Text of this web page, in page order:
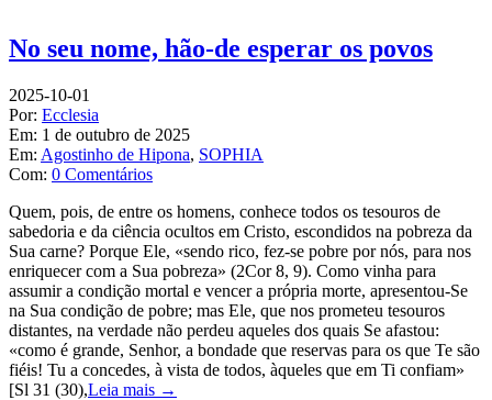
No seu nome, hão-de esperar os povos
2025-10-01
Por: Ecclesia
Em: 1 de outubro de 2025
Em: Agostinho de Hipona, SOPHIA
Com: 0 Comentários
Quem, pois, de entre os homens, conhece todos os tesouros de
sabedoria e da ciência ocultos em Cristo, escondidos na pobreza da
Sua carne? Porque Ele, «sendo rico, fez-se pobre por nós, para nos
enriquecer com a Sua pobreza» (2Cor 8, 9). Como vinha para
assumir a condição mortal e vencer a própria morte, apresentou-Se
na Sua condição de pobre; mas Ele, que nos prometeu tesouros
distantes, na verdade não perdeu aqueles dos quais Se afastou:
«como é grande, Senhor, a bondade que reservas para os que Te são
fiéis! Tu a concedes, à vista de todos, àqueles que em Ti confiam»
[Sl 31 (30),Leia mais →